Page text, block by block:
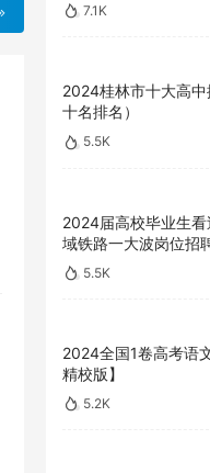
7.1K
2024桂林市十大高
十名排名）
5.5K
2024届高校毕业生
域铁路一大波岗位招
5.5K
2024全国1卷高考语
精校版】
5.2K